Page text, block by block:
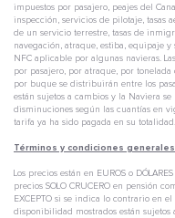
impuestos por pasajero, peajes del
inspección, servicios de pilotaje, tasas
de un servicio terrestre, tasas de
navegación, atraque, estiba, equipaje
NFC aplicable por algunas navieras.
por pasajero, por atraque, por
por buque se distribuirán entre los
están sujetos a cambios y la Naviera
disminuciones según las cuantías en
tarifa ya ha sido pagada en su totalidad.
Términos y condiciones
Los precios están en EUROS o
precios SOLO CRUCERO en pensión
EXCEPTO si se indica lo contrario en
disponibilidad mostrados están